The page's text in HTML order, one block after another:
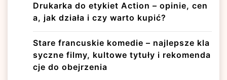
Drukarka do etykiet Action – opinie, cen
a, jak działa i czy warto kupić?
Stare francuskie komedie – najlepsze kla
syczne filmy, kultowe tytuły i rekomenda
cje do obejrzenia